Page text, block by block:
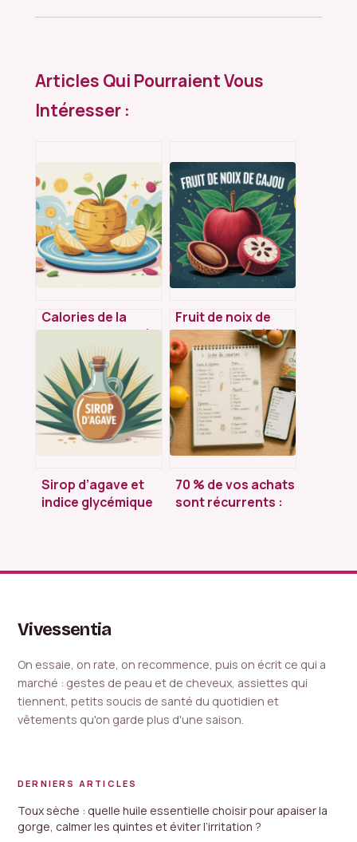
Articles Qui Pourraient Vous
Intéresser :
Calories de la
pomme de terre à
l’eau : valeurs,
portions et impact
minceur
Fruit de noix de
cajou : propriétés,
bienfaits et
usages au
quotidien
Sirop d’agave et
indice glycémique
70 % de vos achats
sont récurrents :
Vivessentia
On essaie, on rate, on recommence, puis on écrit ce qui a
marché : gestes de peau et de cheveux, assiettes qui
tiennent, petits soucis de santé du quotidien et
vêtements qu'on garde plus d'une saison.
DERNIERS ARTICLES
Toux sèche : quelle huile essentielle choisir pour apaiser la
gorge, calmer les quintes et éviter l’irritation ?